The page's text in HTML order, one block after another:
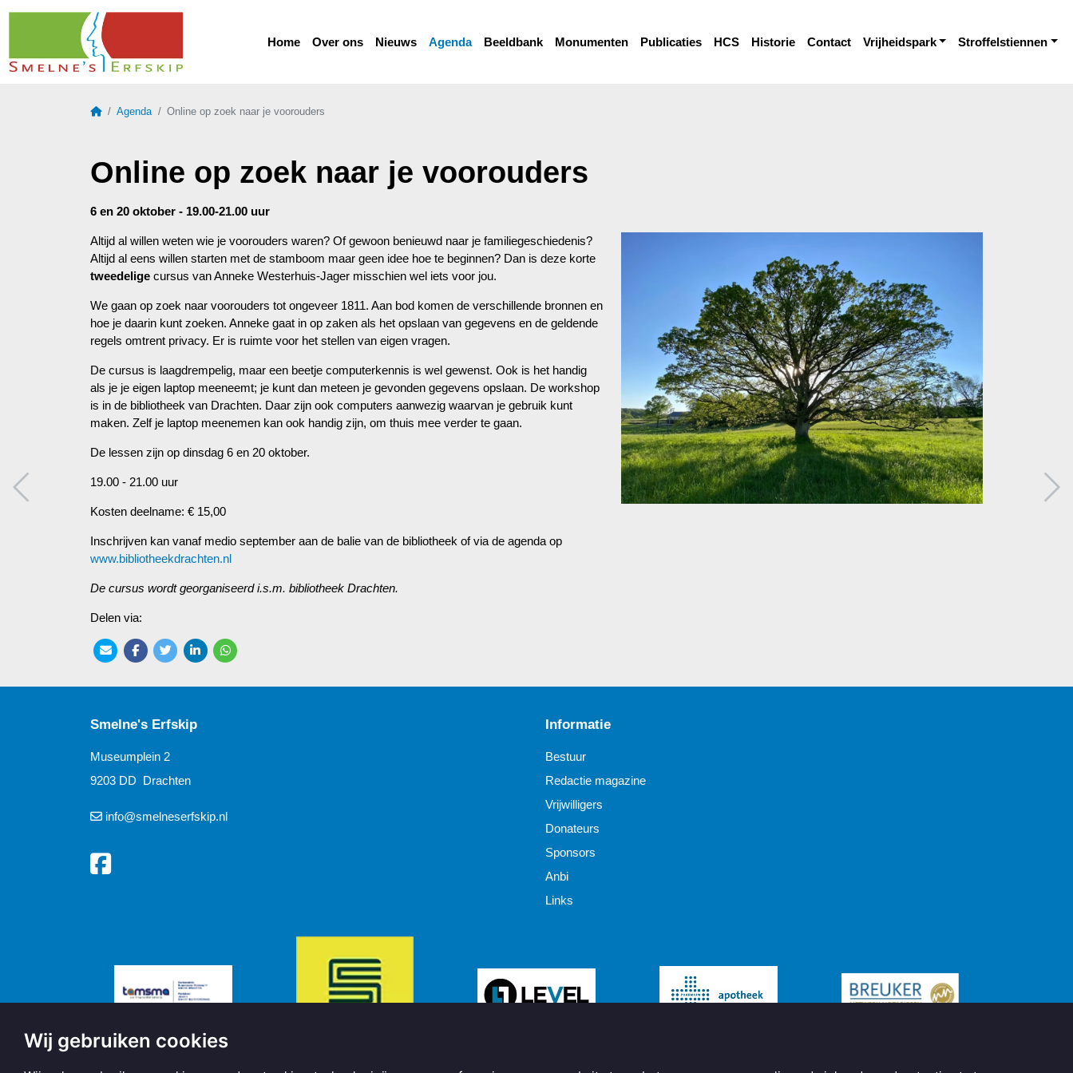
Wij gebruiken cookies
Home Over ons Nieuws Agenda Beeldbank Monumenten Publicaties HCS Historie Contact Vrijheidspark Stroffelstiennen
HomeAgenda Online op zoek naar je voorouders
Online op zoek naar je voorouders
6 en 20 oktober - 19.00-21.00 uur
Altijd al willen weten wie je voorouders waren? Of gewoon benieuwd naar je familiegeschiedenis?
Altijd al eens willen starten met de stamboom maar geen idee hoe te beginnen? Dan is deze korte
tweedelige cursus van Anneke Westerhuis-Jager misschien wel iets voor jou.
We gaan op zoek naar voorouders tot ongeveer 1811. Aan bod komen de verschillende bronnen en
hoe je daarin kunt zoeken. Anneke gaat in op zaken als het opslaan van gegevens en de geldende
regels omtrent privacy. Er is ruimte voor het stellen van eigen vragen.
De cursus is laagdrempelig, maar een beetje computerkennis is wel gewenst. Ook is het handig
als je je eigen laptop meeneemt; je kunt dan meteen je gevonden gegevens opslaan. De workshop
is in de bibliotheek van Drachten. Daar zijn ook computers aanwezig waarvan je gebruik kunt
maken. Zelf je laptop meenemen kan ook handig zijn, om thuis mee verder te gaan.
De lessen zijn op dinsdag 6 en 20 oktober.
19.00 - 21.00 uur
Kosten deelname: € 15,00
Inschrijven kan vanaf medio september aan de balie van de bibliotheek of via de agenda op
www.bibliotheekdrachten.nl
De cursus wordt georganiseerd i.s.m. bibliotheek Drachten.
Delen via:
Smelne's Erfskip
Museumplein 2
9203 DD Drachten
info@smelneserfskip.nl
Informatie
Bestuur
Redactie magazine
Vrijwilligers
Donateurs
Sponsors
Anbi
Links